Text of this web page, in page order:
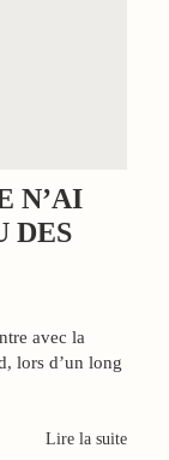
N’AI
DES
avec la
lors d’un long
Lire la suite